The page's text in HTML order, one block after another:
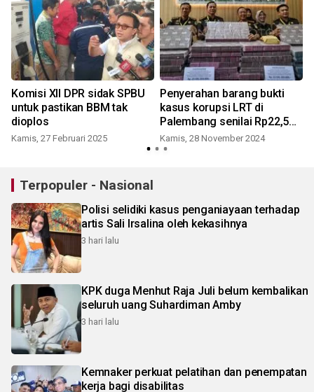
Komisi XII DPR sidak SPBU
untuk pastikan BBM tak
dioplos
Kamis, 27 Februari 2025
Penyerahan barang bukti
kasus korupsi LRT di
Palembang senilai Rp22,5
miliar
Kamis, 28 November 2024
Terpopuler - Nasional
Polisi selidiki kasus penganiayaan terhadap
artis Sali Irsalina oleh kekasihnya
3 hari lalu
KPK duga Menhut Raja Juli belum kembalikan
seluruh uang Suhardiman Amby
3 hari lalu
Kemnaker perkuat pelatihan dan penempatan
kerja bagi disabilitas